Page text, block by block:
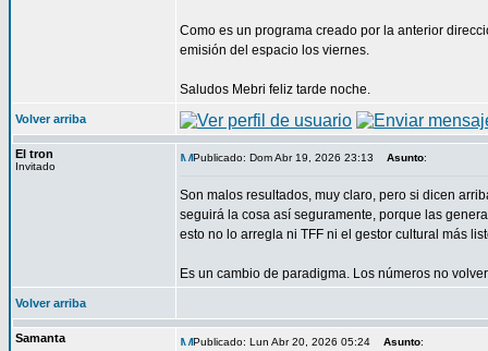
Como es un programa creado por la anterior
emisión del espacio los viernes.
Saludos Mebri feliz tarde noche.
Volver arriba
El tron
Invitado
Publicado: Dom Abr 19, 2026 23:13 Asunto:
Son malos resultados, muy claro, pero si dicen
seguirá la cosa así seguramente, porque las
esto no lo arregla ni TFF ni el gestor cultural más
Es un cambio de paradigma. Los números no
Volver arriba
Samanta Publicado: Lun Abr 20, 2026 05:24 Asunto: